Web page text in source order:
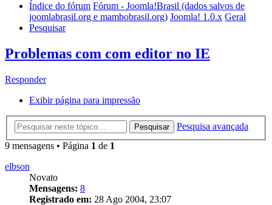
Índice do fórum Fórum - Joomla!Brasil (dados salvos de
joomlabrasil.org e mambobrasil.org) Joomla! 1.0.x Geral
Pesquisar
Problemas com com editor no IE
Responder
Exibir página para impressão
Pesquisar
Pesquisa avançada
9 mensagens • Página 1 de 1
elbson
Novato
Mensagens: 8
Registrado em: 28 Ago 2004, 23:07